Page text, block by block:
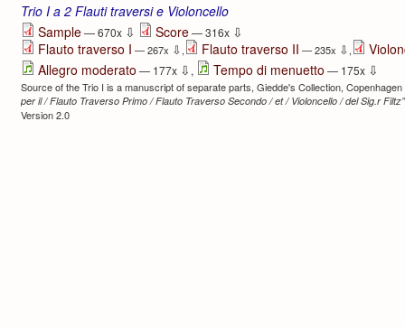
Trio I a 2 Flauti traversi e Violoncello
Sample— 670x ⇩ Score— 316x ⇩
Flauto traverso I — 267x ⇩, Flauto traverso II — 235x ⇩,
Allegro moderato — 177x ⇩ , Tempo di menuetto — 175x ⇩
Source of the Trio I is a manuscript of separate parts, Giedde's Collection, Copenhagen
per il / Flauto Traverso Primo / Flauto Traverso Secondo / et / Violoncello / del Sig.r
Version 2.0